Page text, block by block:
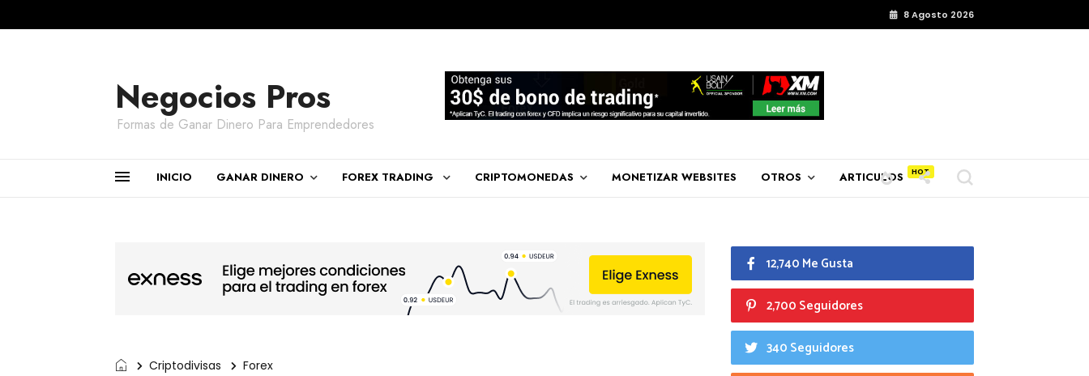
8 Agosto 2026
Negocios Pros
Formas de Ganar Dinero Para Emprendedores
INICIO GANAR DINERO FOREX TRADING CRIPTOMONEDAS MONETIZAR WEBSITES OTROS ARTICULOS
Criptodivisas Forex
12,740 Me Gusta
2,700 Seguidores
340 Seguidores